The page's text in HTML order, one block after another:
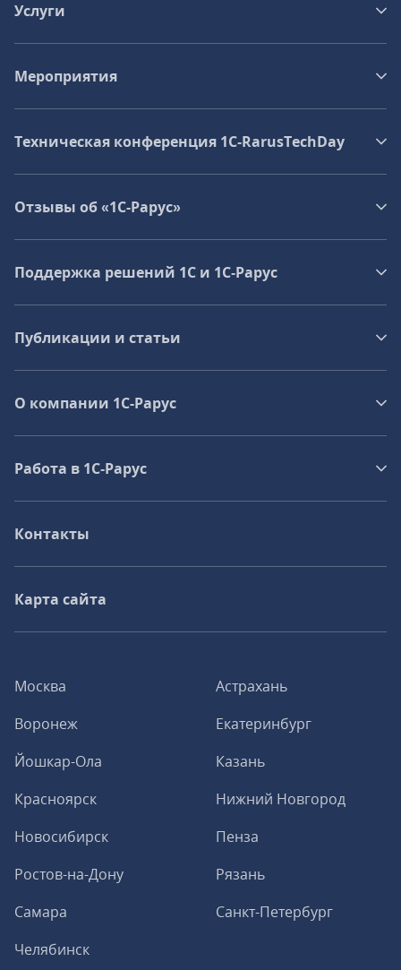
Москва
Астрахань
Воронеж
Екатеринбург
Йошкар-Ола
Казань
Красноярск
Нижний Новгород
Новосибирск
Пенза
Ростов-на-Дону
Рязань
Самара
Санкт-Петербург
Челябинск
Услуги
Мероприятия
Техническая конференция 1C‑RarusTechDay
Отзывы об «1С-Рарус»
Поддержка решений 1С и 1С‑Рарус
Публикации и статьи
О компании 1C-Рарус
Работа в 1С‑Рарус
Контакты
Карта сайта